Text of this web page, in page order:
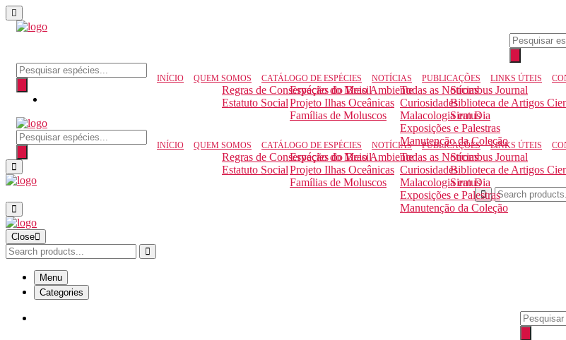
INÍCIO QUEM SOMOS
Regras de Conservação do Meio Ambiente
Estatuto Social
CATÁLOGO DE ESPÉCIES
Espécies do Brasil
Projeto Ilhas Oceânicas
Famílias de Moluscos
NOTÍCIAS
Todas as Notícias
Curiosidades
Malacologia em Dia
Exposições e Palestras
Manutenção da Coleção
PUBLICAÇÕES
Strombus Journal
Biblioteca de Artigos
Siratus
LINKS ÚTEIS
INÍCIO QUEM SOMOS
Regras de Conservação do Meio Ambiente
Estatuto Social
CATÁLOGO DE ESPÉCIES
Espécies do Brasil
Projeto Ilhas Oceânicas
Famílias de Moluscos
NOTÍCIAS
Todas as Notícias
Curiosidades
Malacologia em Dia
Exposições e Palestras
Manutenção da Coleção
PUBLICAÇÕES
Strombus Journal
Biblioteca de Artigos
Siratus
LINKS ÚTEIS
Close
Menu
Categories